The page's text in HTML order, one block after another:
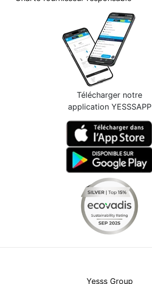
Télécharger notre
application YESSSAPP
Yesss Group